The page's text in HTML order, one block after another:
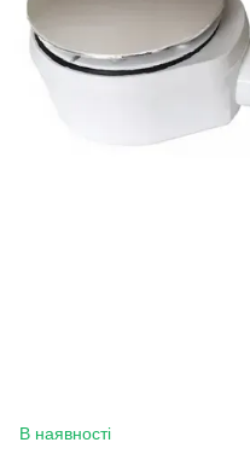
В наявності